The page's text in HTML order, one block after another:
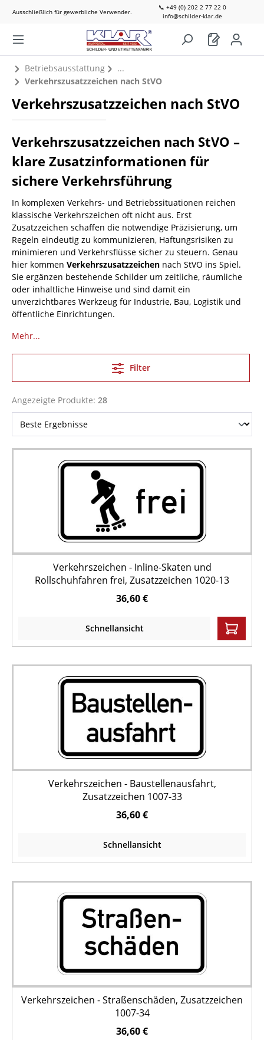
Ausschließlich für gewerbliche Verwender.
📞 +49 (0) 202 2 77 22 0
info@schilder-klar.de
Betriebsausstattung
Verkehrszusatzzeichen nach StVO
Verkehrszusatzzeichen nach StVO
Verkehrszusatzzeichen nach StVO –
klare Zusatzinformationen für
sichere Verkehrsführung
In komplexen Verkehrs- und Betriebssituationen reichen
klassische Verkehrszeichen oft nicht aus. Erst
Zusatzzeichen schaffen die notwendige Präzisierung, um
Regeln eindeutig zu kommunizieren, Haftungsrisiken zu
minimieren und Verkehrsflüsse sicher zu steuern. Genau
hier kommen Verkehrszusatzzeichen nach StVO ins Spiel.
Sie ergänzen bestehende Schilder um zeitliche, räumliche
oder inhaltliche Hinweise und sind damit ein
unverzichtbares Werkzeug für Industrie, Bau, Logistik und
öffentliche Einrichtungen.
Mehr...
Filter
Angezeigte Produkte: 28
Verkehrszeichen - Inline-Skaten und
Rollschuhfahren frei, Zusatzzeichen 1020-13
36,60 €
Schnellansicht
Verkehrszeichen - Baustellenausfahrt,
Zusatzzeichen 1007-33
36,60 €
Schnellansicht
Verkehrszeichen - Straßenschäden, Zusatzzeichen
1007-34
36,60 €